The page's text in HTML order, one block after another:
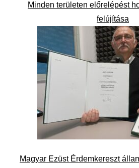
Minden területen előrelépést
felújítása
Magyar Ezüst Érdemkereszt